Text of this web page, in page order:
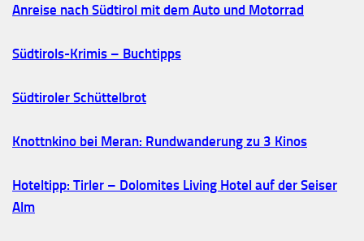
Anreise nach Südtirol mit dem Auto und Motorrad
Südtirols-Krimis – Buchtipps
Südtiroler Schüttelbrot
Knottnkino bei Meran: Rundwanderung zu 3 Kinos
Hoteltipp: Tirler – Dolomites Living Hotel auf der Seiser
Alm